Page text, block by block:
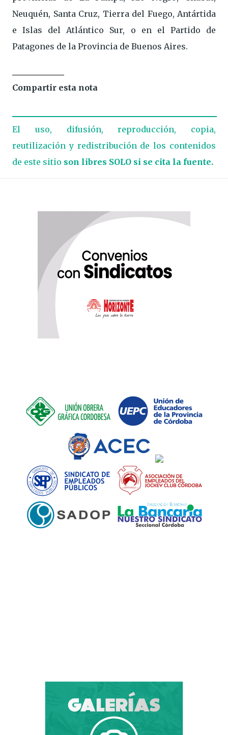
Neuquén, Santa Cruz, Tierra del Fuego, Antártida
e Islas del Atlántico Sur, o en el Partido de
Patagones de la Provincia de Buenos Aires.
Compartir esta nota
El uso, difusión, reproducción, copia,
reutilización y redistribución de los contenidos
de este sitio son libres SOLO si se cita la fuente.